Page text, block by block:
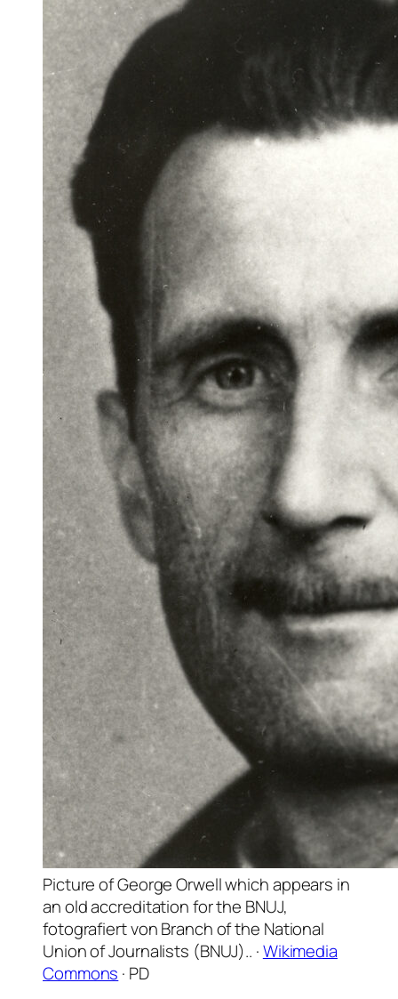
Picture of George Orwell which appears in
an old accreditation for the BNUJ,
fotografiert von Branch of the National
Union of Journalists (BNUJ).. ·Wikimedia
Commons · PD